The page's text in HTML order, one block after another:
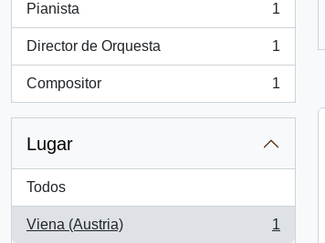
Pianista
, 1 resultados
1
Director de Orquesta
, 1 resultados
1
Compositor
, 1 resultados
1
Lugar
Todos
Viena (Austria)
, 1 resultados
1